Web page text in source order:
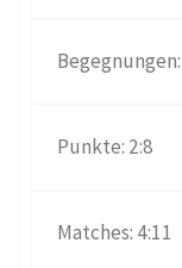
2:8
4:11